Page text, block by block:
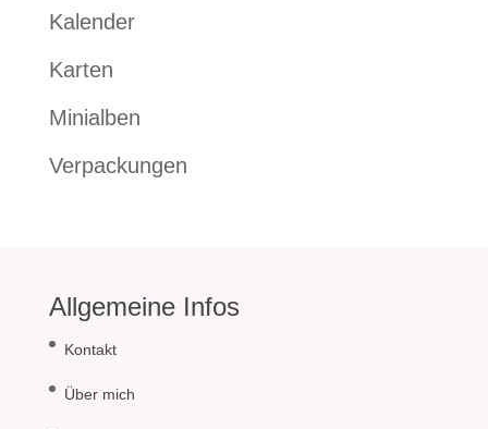
Kalender
Karten
Minialben
Verpackungen
Allgemeine Infos
Kontakt
Über mich